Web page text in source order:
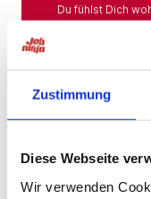
Zustimmung
Diese Webseite
Wir verwenden
Du fühlst Dich